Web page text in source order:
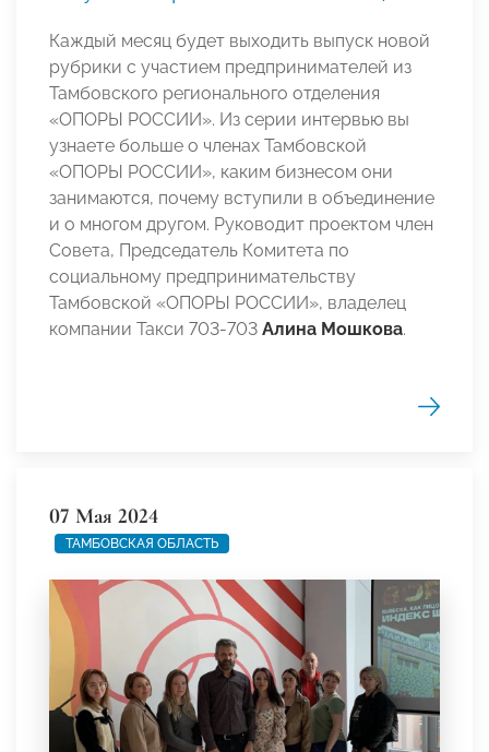
Каждый месяц будет выходить выпуск новой
рубрики с участием предпринимателей из
Тамбовского регионального отделения
«ОПОРЫ РОССИИ». Из серии интервью вы
узнаете больше о членах Тамбовской
«ОПОРЫ РОССИИ», каким бизнесом они
занимаются, почему вступили в объединение
и о многом другом. Руководит проектом член
Совета, Председатель Комитета по
социальному предпринимательству
Тамбовской «ОПОРЫ РОССИИ», владелец
компании Такси 703-703 Алина Мошкова.
07 Мая 2024
ТАМБОВСКАЯ ОБЛАСТЬ